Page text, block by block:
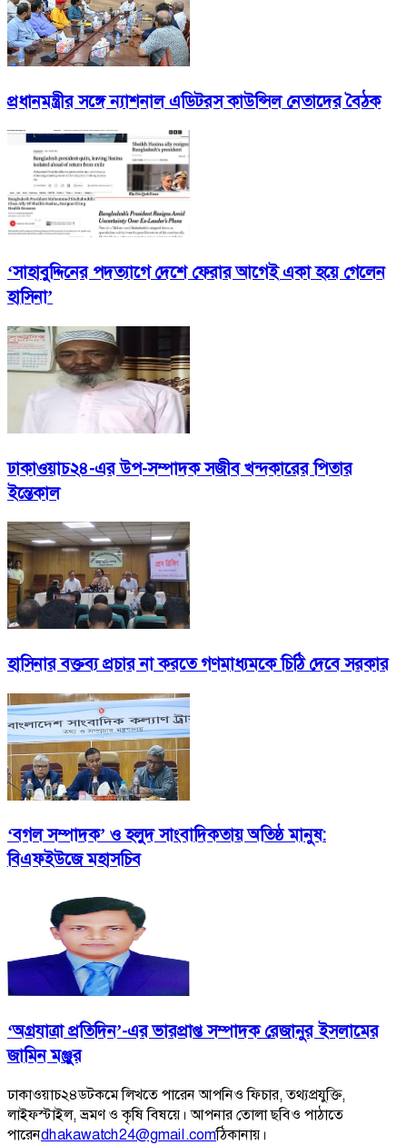
প্রধানমন্ত্রীর সঙ্গে ন্যাশনাল এডিটরস কাউন্সিল নেতাদের বৈঠক
‘সাহাবুদ্দিনের পদত্যাগে দেশে ফেরার আগেই একা হয়ে গেলেন
হাসিনা’
ঢাকাওয়াচ২৪-এর উপ-সম্পাদক সজীব খন্দকারের পিতার
ইন্তেকাল
হাসিনার বক্তব্য প্রচার না করতে গণমাধ্যমকে চিঠি দেবে সরকার
‘বগল সম্পাদক’ ও হলুদ সাংবাদিকতায় অতিষ্ঠ মানুষ:
বিএফইউজে মহাসচিব
‘অগ্রযাত্রা প্রতিদিন’-এর ভারপ্রাপ্ত সম্পাদক রেজানুর ইসলামের
জামিন মঞ্জুর
ঢাকাওয়াচ২৪ডটকমে লিখতে পারেন আপনিও ফিচার, তথ্যপ্রযুক্তি,
লাইফস্টাইল, ভ্রমণ ও কৃষি বিষয়ে। আপনার তোলা ছবিও পাঠাতে
পারেনdhakawatch24@gmail.comঠিকানায়।